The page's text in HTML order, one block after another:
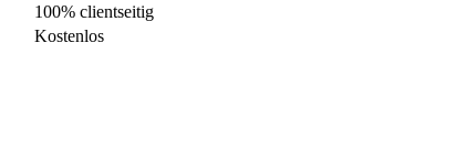
100% clientseitig
Kostenlos